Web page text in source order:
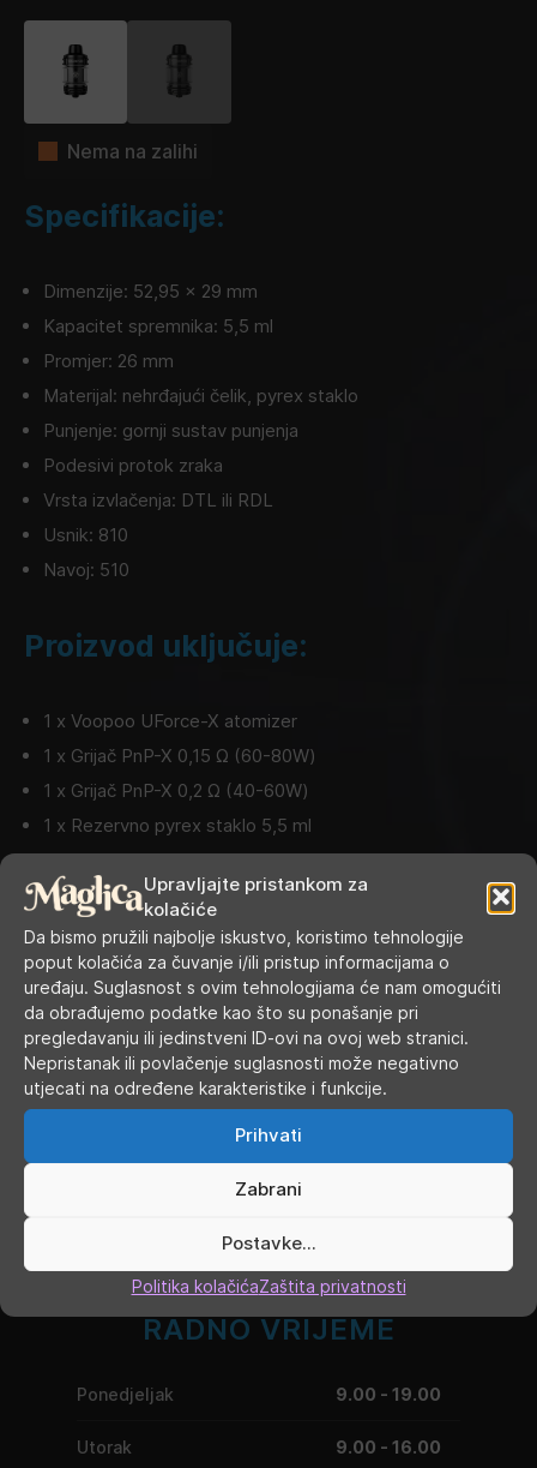
Upravljajte pristankom za
kolačiće
Da bismo pružili najbolje iskustvo, koristimo tehnologije
poput kolačića za čuvanje i/ili pristup informacijama o
uređaju. Suglasnost s ovim tehnologijama će nam omogućiti
da obrađujemo podatke kao što su ponašanje pri
pregledavanju ili jedinstveni ID-ovi na ovoj web stranici.
Nepristanak ili povlačenje suglasnosti može negativno
utjecati na određene karakteristike i funkcije.
Prihvati
Zabrani
Postavke...
Politika kolačićaZaštita privatnosti
Nema na zalihi
Specifikacije:
Dimenzije: 52,95 x 29 mm
Kapacitet spremnika: 5,5 ml
Promjer: 26 mm
Materijal: nehrđajući čelik, pyrex staklo
Punjenje: gornji sustav punjenja
Podesivi protok zraka
Vrsta izvlačenja: DTL ili RDL
Usnik: 810
Navoj: 510
Proizvod uključuje:
1 x Voopoo UForce-X atomizer
1 x Grijač PnP-X 0,15 Ω (60-80W)
1 x Grijač PnP-X 0,2 Ω (40-60W)
1 x Rezervno pyrex staklo 5,5 ml
1x Rezervne silikonske brtve
1x Korisničke upute
Cijena u trgovini:23,90€
Kategorije:Atomizeri,Atomizeri s gotovim grijačima
Oznaka:voopoo
RADNO VRIJEME
Ponedjeljak 9.00 - 19.00
Utorak 9.00 - 16.00